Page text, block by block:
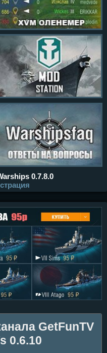
0.7.8.0
GetFunTV
0.6.10